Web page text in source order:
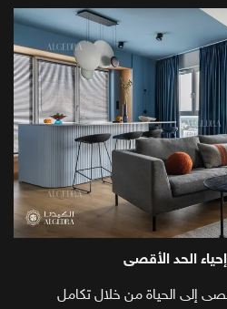
إلى الحياة من خلال تكامل